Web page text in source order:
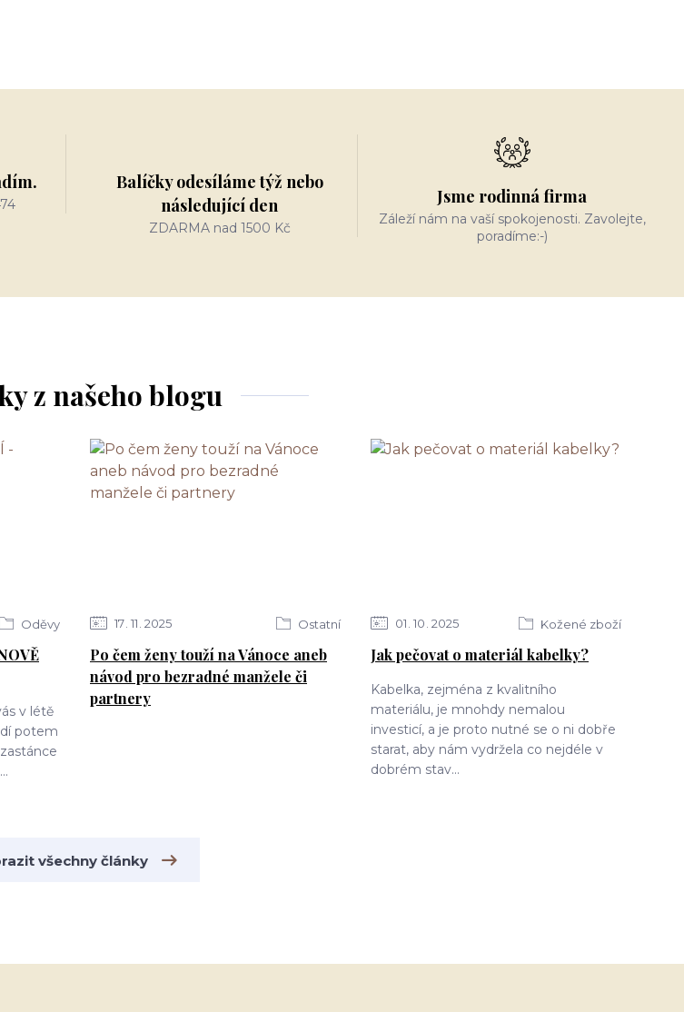
Balíčky odesíláme týž nebo
následující den
ZDARMA nad 1500 Kč
Jsme rodinná firma
Záleží nám na vaší spokojenosti. Zavolejte,
poradíme:-)
z našeho blogu
Oděvy
v létě
potem
17 11 2025 Ostatní
Po čem ženy touží na Vánoce aneb
návod pro bezradné manžele či
partnery
01 10 2025 Kožené zboží
Jak pečovat o materiál kabelky?
Kabelka, zejména z kvalitního
materiálu, je mnohdy nemalou
investicí, a je proto nutné se o ni dobře
starat, aby nám vydržela co nejdéle v
dobrém stav...
všechny články